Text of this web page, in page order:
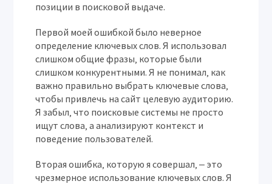
позиции в поисковой выдаче.
Первой моей ошибкой было неверное
определение ключевых слов. Я использовал
слишком общие фразы‚ которые были
слишком конкурентными. Я не понимал‚ как
важно правильно выбрать ключевые слова‚
чтобы привлечь на сайт целевую аудиторию.
Я забыл‚ что поисковые системы не просто
ищут слова‚ а анализируют контекст и
поведение пользователей.
Вторая ошибка‚ которую я совершал‚ ‒ это
чрезмерное использование ключевых слов. Я